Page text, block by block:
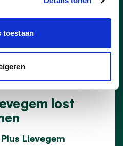
toestaan
lost
Lievegem